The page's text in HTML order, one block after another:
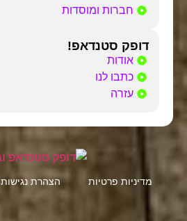
חברות ומוסדות
דופק סטנדאפ!
אודות
כתבו לנו
עזרה
מדיניות פרטיות הצהרת נגישות